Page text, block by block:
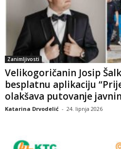
Zanimljivosti
Velikogoričanin Josip
besplatnu aplikaciju
olakšava putovanje
Katarina Drvodelić - 24. lipnja 2026